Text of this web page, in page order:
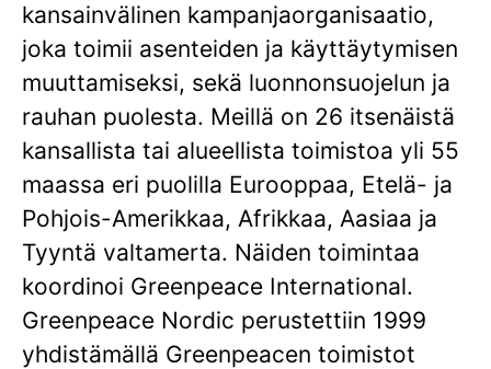
kansainvälinen kampanjaorganisaatio,
joka toimii asenteiden ja käyttäytymisen
muuttamiseksi, sekä luonnonsuojelun ja
rauhan puolesta. Meillä on 26 itsenäistä
kansallista tai alueellista toimistoa yli 55
maassa eri puolilla Eurooppaa, Etelä- ja
Pohjois-Amerikkaa, Afrikkaa, Aasiaa ja
Tyyntä valtamerta. Näiden toimintaa
koordinoi Greenpeace International.
Greenpeace Nordic perustettiin 1999
yhdistämällä Greenpeacen toimistot